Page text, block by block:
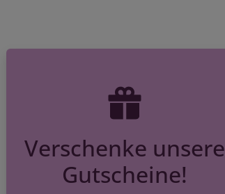
Verschenke unsere
Gutscheine!